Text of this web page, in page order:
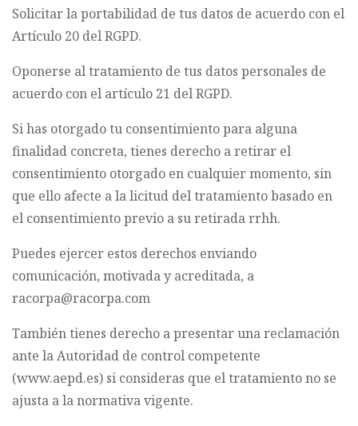
Solicitar la portabilidad de tus datos de acuerdo con el
Artículo 20 del RGPD.
Oponerse al tratamiento de tus datos personales de
acuerdo con el artículo 21 del RGPD.
Si has otorgado tu consentimiento para alguna
finalidad concreta, tienes derecho a retirar el
consentimiento otorgado en cualquier momento, sin
que ello afecte a la licitud del tratamiento basado en
el consentimiento previo a su retirada rrhh.
Puedes ejercer estos derechos enviando
comunicación, motivada y acreditada, a
racorpa@racorpa.com
También tienes derecho a presentar una reclamación
ante la Autoridad de control competente
(www.aepd.es) si consideras que el tratamiento no se
ajusta a la normativa vigente.